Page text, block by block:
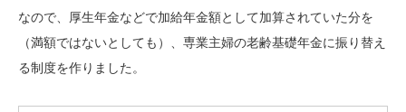
なので、厚生年金などで加給年金額として加算されていた分を
（満額ではないとしても）、専業主婦の老齢基礎年金に振り替え
る制度を作りました。